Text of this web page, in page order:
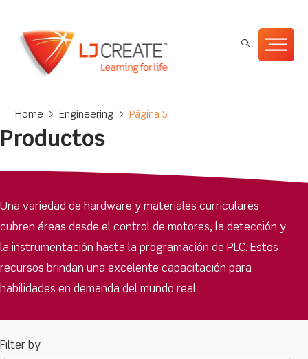
Home > Engineering > Página 5
Productos
Una variedad de hardware y materiales curriculares
cubren áreas desde el control de motores, la detección y
la instrumentación hasta la programación de PLC. Estos
recursos brindan una excelente capacitación para
habilidades en demanda del mundo real.